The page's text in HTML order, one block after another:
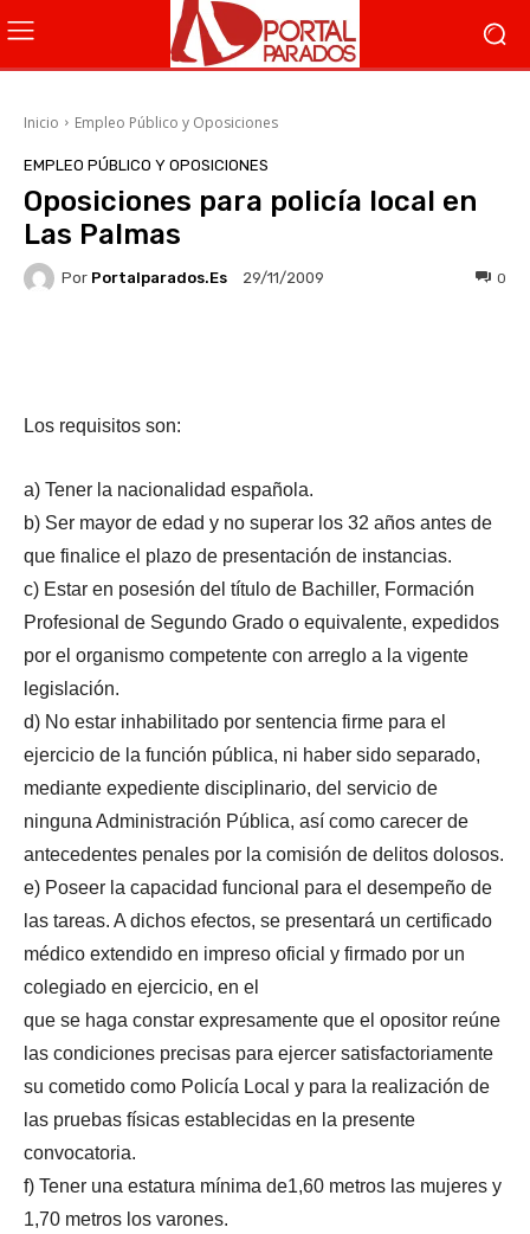
Inicio Empleo Público y Oposiciones
EMPLEO PÚBLICO Y OPOSICIONES
Oposiciones para policía local en
Las Palmas
Por Portalparados.es 29/11/2009 0
Los requisitos son:
a) Tener la nacionalidad española.
b) Ser mayor de edad y no superar los 32 años antes de
que finalice el plazo de presentación de instancias.
c) Estar en posesión del título de Bachiller, Formación
Profesional de Segundo Grado o equivalente, expedidos
por el organismo competente con arreglo a la vigente
legislación.
d) No estar inhabilitado por sentencia firme para el
ejercicio de la función pública, ni haber sido separado,
mediante expediente disciplinario, del servicio de
ninguna Administración Pública, así como carecer de
antecedentes penales por la comisión de delitos dolosos.
e) Poseer la capacidad funcional para el desempeño de
las tareas. A dichos efectos, se presentará un certificado
médico extendido en impreso oficial y firmado por un
colegiado en ejercicio, en el
que se haga constar expresamente que el opositor reúne
las condiciones precisas para ejercer satisfactoriamente
su cometido como Policía Local y para la realización de
las pruebas físicas establecidas en la presente
convocatoria.
f) Tener una estatura mínima de1,60 metros las mujeres y
1,70 metros los varones.